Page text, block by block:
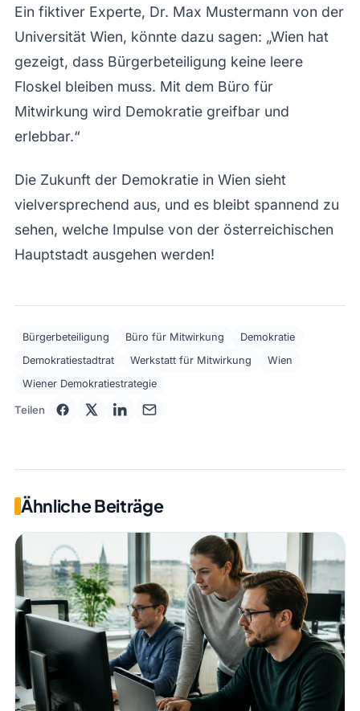
Ein fiktiver Experte, Dr. Max Mustermann von der
Universität Wien, könnte dazu sagen: „Wien hat
gezeigt, dass Bürgerbeteiligung keine leere
Floskel bleiben muss. Mit dem Büro für
Mitwirkung wird Demokratie greifbar und
erlebbar.“
Die Zukunft der Demokratie in Wien sieht
vielversprechend aus, und es bleibt spannend zu
sehen, welche Impulse von der österreichischen
Hauptstadt ausgehen werden!
Bürgerbeteiligung Büro für Mitwirkung
Demokratie
Demokratiestadtrat
Werkstatt für Mitwirkung
Wien
Wiener Demokratiestrategie
Teilen
Ähnliche Beiträge